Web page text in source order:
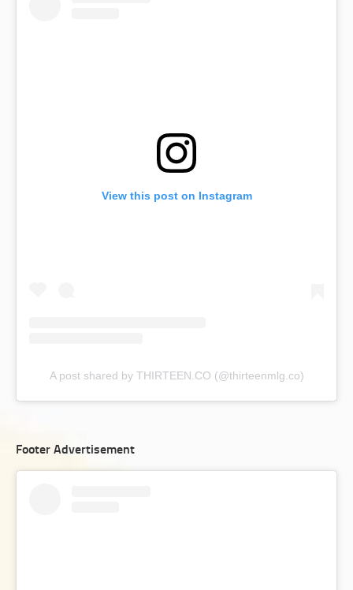
View this post on Instagram
A post shared by THIRTEEN.CO (@thirteenmlg.co)
Footer Advertisement